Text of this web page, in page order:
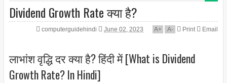
Dividend Growth Rate क्या है?
computerguidehindi June 02, 2023 A+ A- Print Email
लाभांश वृद्धि दर क्या है? हिंदी में [What is Dividend
Growth Rate? In Hindi]